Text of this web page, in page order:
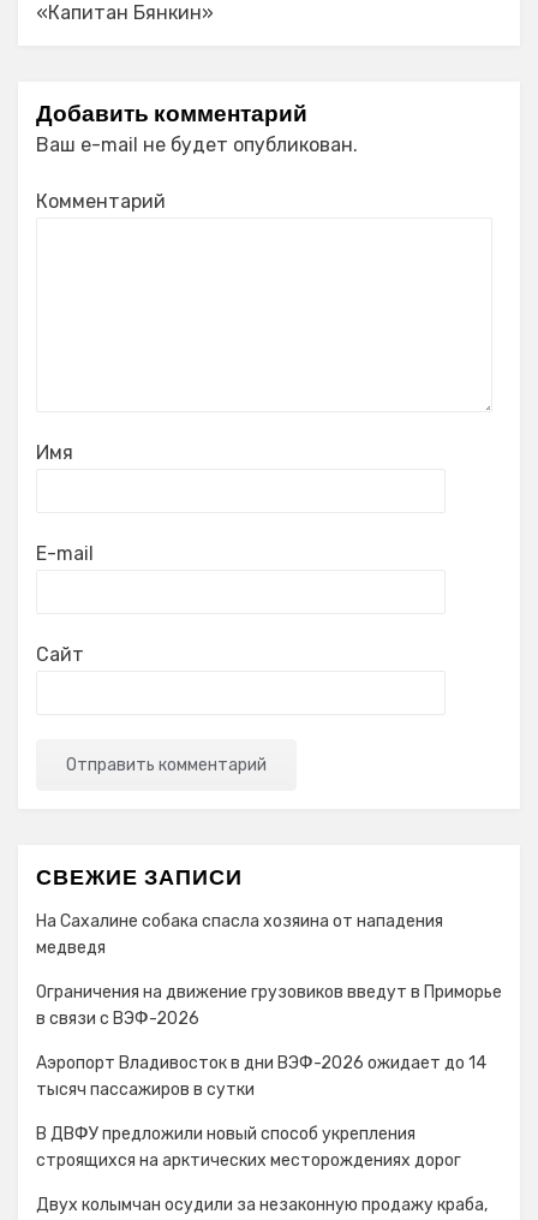
«Капитан Бянкин»
Добавить комментарий
Ваш e-mail не будет опубликован.
Комментарий
Имя
E-mail
Сайт
СВЕЖИЕ ЗАПИСИ
На Сахалине собака спасла хозяина от нападения
медведя
Ограничения на движение грузовиков введут в Приморье
в связи с ВЭФ-2026
Аэропорт Владивосток в дни ВЭФ-2026 ожидает до 14
тысяч пассажиров в сутки
В ДВФУ предложили новый способ укрепления
строящихся на арктических месторождениях дорог
Двух колымчан осудили за незаконную продажу краба,